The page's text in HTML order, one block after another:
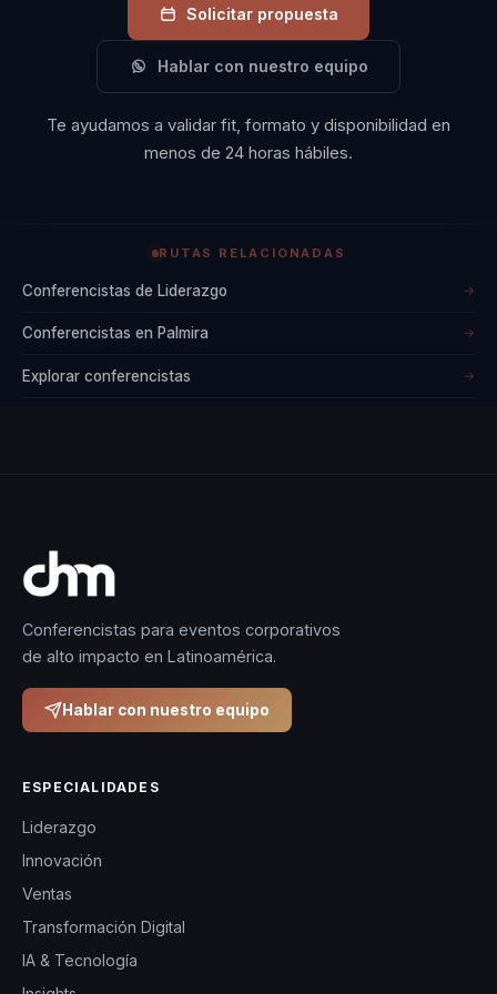
Solicitar propuesta
Hablar con nuestro equipo
Te ayudamos a validar fit, formato y disponibilidad en
menos de 24 horas hábiles.
RUTAS RELACIONADAS
Conferencistas de Liderazgo →
Conferencistas en Palmira →
Explorar conferencistas →
Conferencistas para eventos corporativos
de alto impacto en Latinoamérica.
Hablar con nuestro equipo
ESPECIALIDADES
Liderazgo
Innovación
Ventas
Transformación Digital
IA & Tecnología